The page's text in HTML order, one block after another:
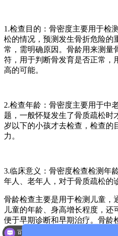
1.检查目的：骨密度主要用于检
松的情况，预测发生骨折危险的
常，需明确原因。骨龄用来测量
符，用于判断骨发育是否正常，
高的可能。
2.检查年龄：骨密度主要用于中
题，一般怀疑发生了骨质疏松时
岁以下的小孩才去检查，检查的
力。
3.临床意义：骨密度检查检测年
年人、老年人，对于骨质疏松的
骨龄检查主要是用于检测儿童，
儿童的年龄、身高增长程度，还
便于早期诊断和早期治疗。骨龄
运动员，有助于判断骨龄是提前